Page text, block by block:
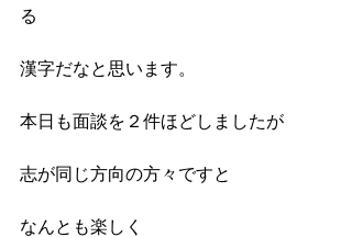
る
漢字だなと思います。
本日も面談を２件ほどしましたが
志が同じ方向の方々ですと
なんとも楽しく